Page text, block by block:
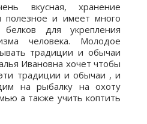
вкусная, хранение
и имеет много
для укрепления
человека. Молодое
традиции и обычаи
Ивановна хочет чтобы
традиции и обычаи , и
на рыбалку на охоту
а также учить коптить